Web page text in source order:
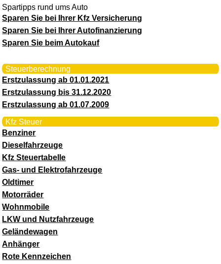
Spartipps rund ums Auto
Sparen Sie bei Ihrer Kfz Versicherung
Sparen Sie bei Ihrer Autofinanzierung
Sparen Sie beim Autokauf
Steuerberechnung
Erstzulassung ab 01.01.2021
Erstzulassung bis 31.12.2020
Erstzulassung ab 01.07.2009
Kfz Steuer
Benziner
Dieselfahrzeuge
Kfz Steuertabelle
Gas- und Elektrofahrzeuge
Oldtimer
Motorräder
Wohnmobile
LKW und Nutzfahrzeuge
Geländewagen
Anhänger
Rote Kennzeichen